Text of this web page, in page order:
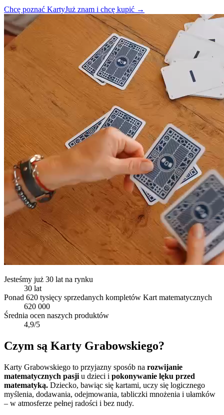
Chcę poznać KartyJuż znam i chcę kupić →
Jesteśmy już 30 lat na rynku
30 lat
Ponad 620 tysięcy sprzedanych kompletów Kart matematycznych
620 000
Średnia ocen naszych produktów
4,9/5
Czym są Karty Grabowskiego?
Karty Grabowskiego to przyjazny sposób na rozwijanie
matematycznych pasji u dzieci i pokonywanie lęku przed
matematyką. Dziecko, bawiąc się kartami, uczy się logicznego
myślenia, dodawania, odejmowania, tabliczki mnożenia i ułamków
– w atmosferze pełnej radości i bez nudy.